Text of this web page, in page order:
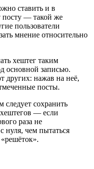
ставить и в
посту — такой же
пользователи
мнение относительно
хештег таким
основной записью.
других: нажав на неё,
посты.
следует сохранить
— если
раза не
нуля, чем пытаться